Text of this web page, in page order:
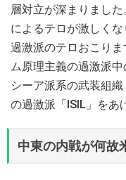
層対立が深まりまし
によるテロが激しく
過激派のテロおこり
ム原理主義の過激派
シーア派系の武装組
の過激派「ISIL」をあ
中東の内戦が何故